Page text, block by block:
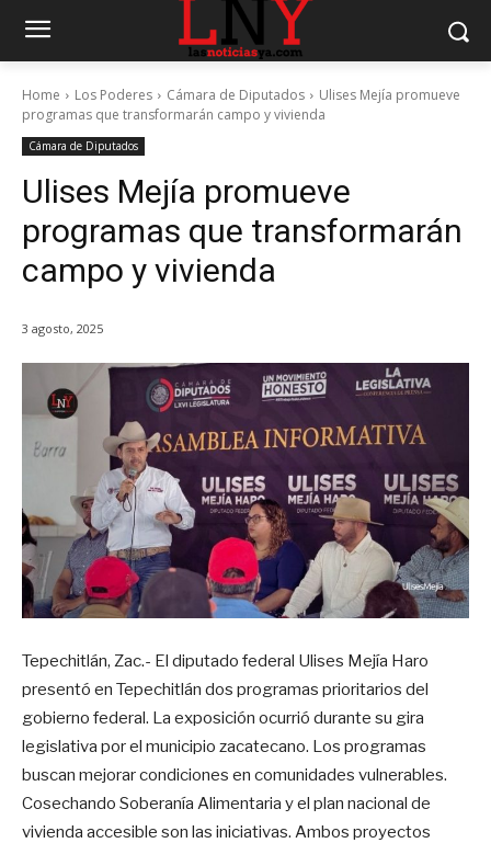
Home Los Poderes Cámara de Diputados
Ulises Mejía promueve
programas que transformarán campo y vivienda
Cámara de Diputados
Ulises Mejía promueve
programas que transformarán
campo y vivienda
3 agosto, 2025
Tepechitlán, Zac.- El diputado federal Ulises Mejía Haro
presentó en Tepechitlán dos programas prioritarios del
gobierno federal. La exposición ocurrió durante su gira
legislativa por el municipio zacatecano. Los programas
buscan mejorar condiciones en comunidades vulnerables.
Cosechando Soberanía Alimentaria y el plan nacional de
vivienda accesible son las iniciativas. Ambos proyectos